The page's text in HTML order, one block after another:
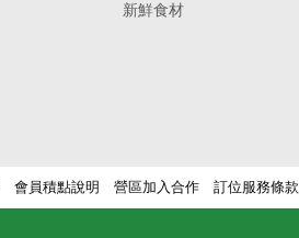
新鮮食材
會員積點說明 營區加入合作 訂位服務條款